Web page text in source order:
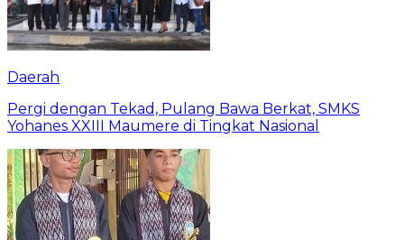
Daerah
Pergi dengan Tekad, Pulang Bawa Berkat, SMKS
Yohanes XXIII Maumere di Tingkat Nasional